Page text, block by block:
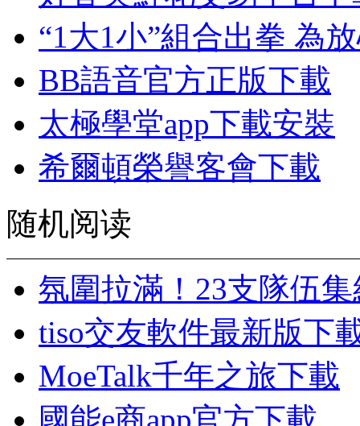
“1大1小”組合出拳 為
BB語音官方正版下載
太極學堂app下載安裝
希爾頓榮譽客會下載
随机阅读
氛圍拉滿！23支隊伍
tiso交友軟件最新版下
MoeTalk千年之旅下載
國能e商app官方下載